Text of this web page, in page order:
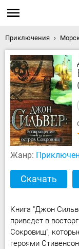
Приключения
Жанр:
Скачать
Книга "Джон
приведет в
Сокровищ",
героями